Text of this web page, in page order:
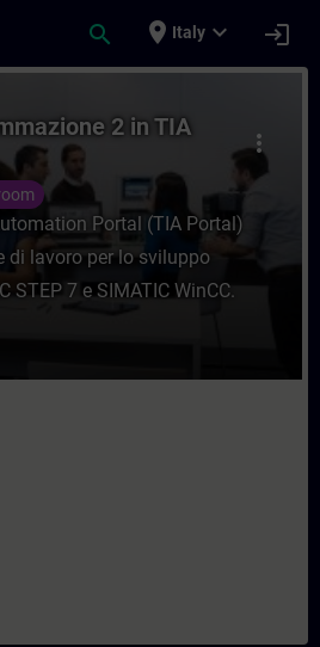
search place Italy expand_more login
Programmazione 2 in
more_vert
2 in TIA
Portal (TIA Portal)
di lavoro per lo sviluppo
STEP 7 e SIMATIC WinCC.